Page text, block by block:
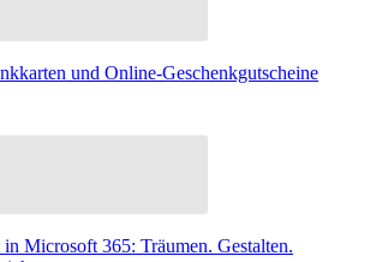
und Online-Geschenkgutscheine
Microsoft 365: Träumen. Gestalten.